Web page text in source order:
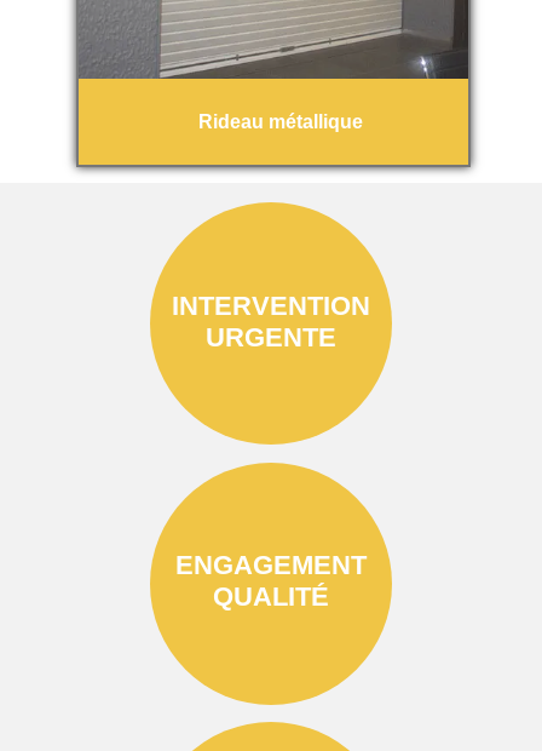
Rideau métallique
INTERVENTION
URGENTE
ENGAGEMENT
QUALITÉ